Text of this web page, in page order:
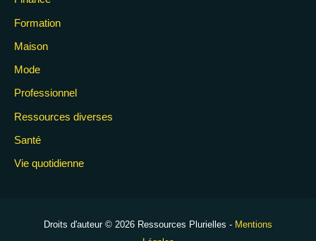
Formation
Maison
Mode
Professionnel
Ressources diverses
Santé
Vie quotidienne
Droits d'auteur © 2026 Ressources Plurielles - Mentions